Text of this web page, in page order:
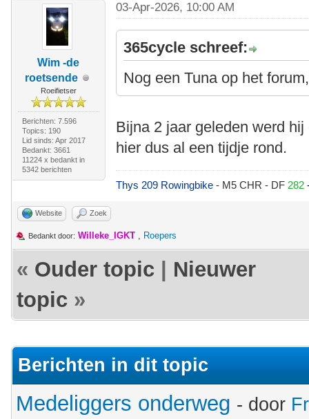
Wim -de
roetsende
Roeifietser
Berichten: 7.596
Topics: 190
Lid sinds: Apr 2017
Bedankt: 3661
11224 x bedankt in
5342 berichten
03-Apr-2026, 10:00 AM
365cycle schreef:
Nog een Tuna op het
Bijna 2 jaar geleden werd
hier dus al een tijdje rond.
Thys 209 Rowingbike- M5 CHR - DF 282
Website Zoek
Bedankt door: Willeke_IGKT , Roepers
« Ouder topic
Nieuwer
topic »
Berichten in dit topic
Medeliggers onderweg - door